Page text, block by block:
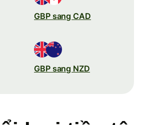
GBP sang CAD
GBP sang NZD